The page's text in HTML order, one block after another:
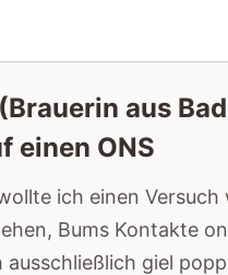
aus
einen ONS
ich einen Versuch
Bums Kontakte
ausschließlich giel